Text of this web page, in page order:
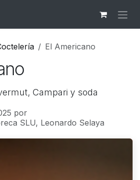
El Americano
Campari y soda
por
SLU, Leonardo Selaya